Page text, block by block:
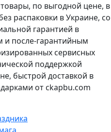
по выгодной цене, в
распаковки в Украине, со
гарантией в
и после-гарантийным
сервисных
поддержкой
быстрой доставкой в
от ckapbu.com